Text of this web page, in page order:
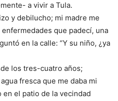
a vivir a Tula.
y debilucho; mi madre me
que padecí, una
en la calle: “Y su niño, ¿ya
los tres-cuatro años;
fresca que me daba mi
el patio de la vecindad